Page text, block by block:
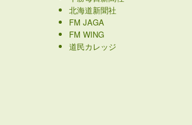
北海道新聞社
FM JAGA
FM WING
道民カレッジ